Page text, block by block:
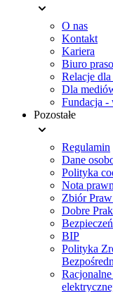
O nas
Kontakt
Kariera
Biuro
Relacje
Dla
Fundacja
Pozostałe
Regulamin
Dane
Polityka
Nota
Zbiór
Dobre
BIP
Polityka